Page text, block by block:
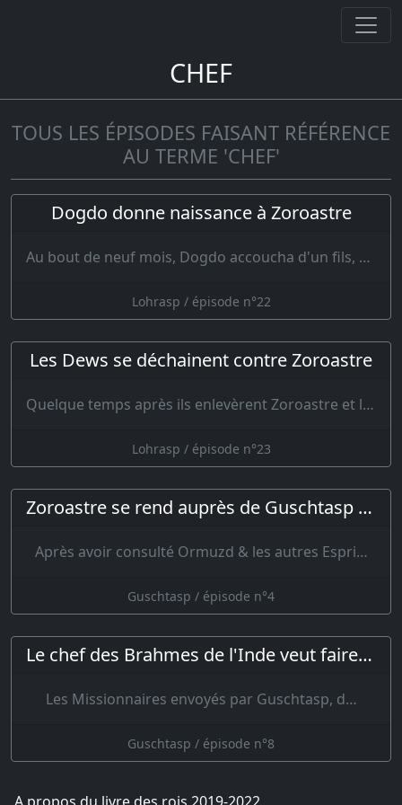
CHEF
TOUS LES ÉPISODES FAISANT RÉFÉRENCE
AU TERME 'CHEF'
Dogdo donne naissance à Zoroastre
Au bout de neuf mois, Dogdo accoucha d'un fils, qui fut nommé Zoroastre. Tout le mon…
Lohrasp / épisode n°22
Les Dews se déchainent contre Zoroastre
Quelque temps après ils enlevèrent Zoroastre et le portèrent dans le désert. L…
Lohrasp / épisode n°23
Zoroastre se rend auprès de Guschtasp mais ce dernier le jete en prison
Après avoir consulté Ormuzd & les autres Espri…
Guschtasp / épisode n°4
Le chef des Brahmes de l'Inde veut faire passer Zoroastre pour un imposteur
Les Missionnaires envoyés par Guschtasp, d…
Guschtasp / épisode n°8